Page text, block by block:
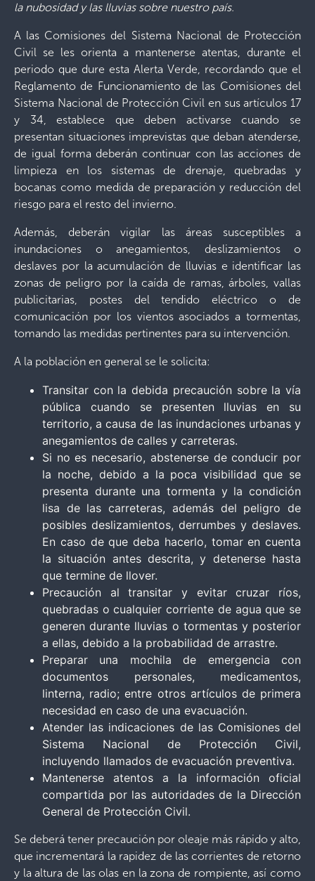
la nubosidad y las lluvias sobre nuestro país.
A las Comisiones del Sistema Nacional de Protección
Civil se les orienta a mantenerse atentas, durante el
periodo que dure esta Alerta Verde, recordando que el
Reglamento de Funcionamiento de las Comisiones del
Sistema Nacional de Protección Civil en sus artículos 17
y 34, establece que deben activarse cuando se
presentan situaciones imprevistas que deban atenderse,
de igual forma deberán continuar con las acciones de
limpieza en los sistemas de drenaje, quebradas y
bocanas como medida de preparación y reducción del
riesgo para el resto del invierno.
Además, deberán vigilar las áreas susceptibles a
inundaciones o anegamientos, deslizamientos o
deslaves por la acumulación de lluvias e identificar las
zonas de peligro por la caída de ramas, árboles, vallas
publicitarias, postes del tendido eléctrico o de
comunicación por los vientos asociados a tormentas,
tomando las medidas pertinentes para su intervención.
A la población en general se le solicita:
Transitar con la debida precaución sobre la vía
pública cuando se presenten lluvias en su
territorio, a causa de las inundaciones urbanas y
anegamientos de calles y carreteras.
Si no es necesario, abstenerse de conducir por
la noche, debido a la poca visibilidad que se
presenta durante una tormenta y la condición
lisa de las carreteras, además del peligro de
posibles deslizamientos, derrumbes y deslaves.
En caso de que deba hacerlo, tomar en cuenta
la situación antes descrita, y detenerse hasta
que termine de llover.
Precaución al transitar y evitar cruzar ríos,
quebradas o cualquier corriente de agua que se
generen durante lluvias o tormentas y posterior
a ellas, debido a la probabilidad de arrastre.
Preparar una mochila de emergencia con
documentos personales, medicamentos,
linterna, radio; entre otros artículos de primera
necesidad en caso de una evacuación.
Atender las indicaciones de las Comisiones del
Sistema Nacional de Protección Civil,
incluyendo llamados de evacuación preventiva.
Mantenerse atentos a la información oficial
compartida por las autoridades de la Dirección
General de Protección Civil.
Se deberá tener precaución por oleaje más rápido y alto,
que incrementará la rapidez de las corrientes de retorno
y la altura de las olas en la zona de rompiente, así como